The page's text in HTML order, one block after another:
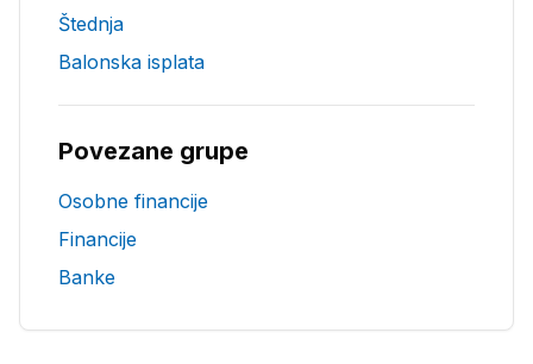
Štednja
Balonska isplata
Povezane grupe
Osobne financije
Financije
Banke